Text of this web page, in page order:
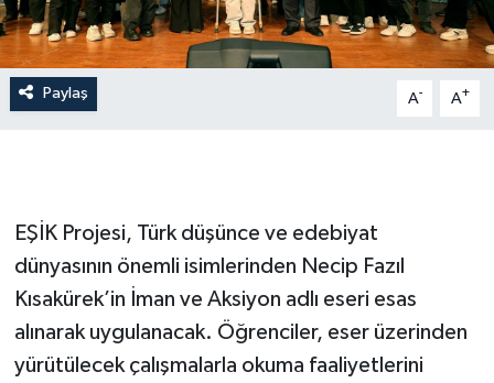
Paylaş A- A+
EŞİK Projesi, Türk düşünce ve edebiyat
dünyasının önemli isimlerinden Necip Fazıl
Kısakürek’in İman ve Aksiyon adlı eseri esas
alınarak uygulanacak. Öğrenciler, eser üzerinden
yürütülecek çalışmalarla okuma faaliyetlerini